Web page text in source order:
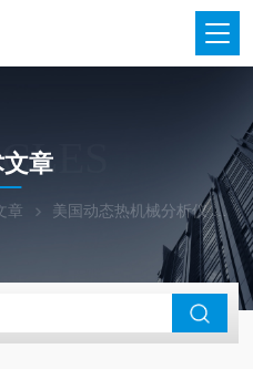
章
章 美国动态热机械分析仪 TA-DMA-Q800 拉升应用场景